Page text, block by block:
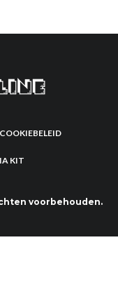
COOKIEBELEID
KIT
voorbehouden.